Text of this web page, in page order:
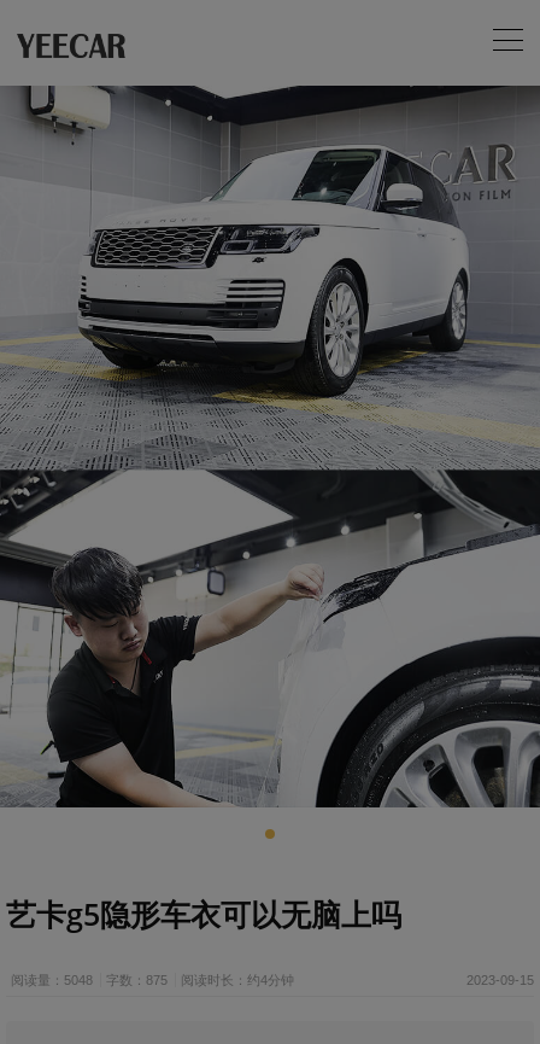
艺卡g5隐形车衣可以无脑上吗
阅读量：5048 字数：875 阅读时长：约4分钟 2023-09-15